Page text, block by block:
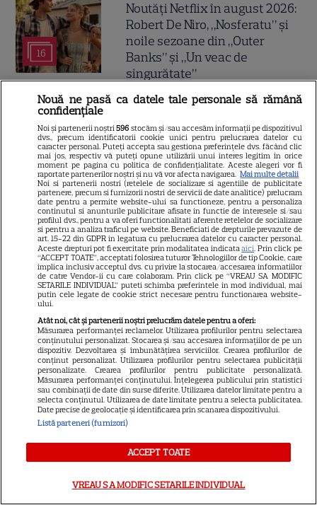
16
Noutăți Netflix în august 2026:
Robert De Niro, „Nosferatu” și
noile sezoane din „Outer
Banks” și „Un veac de
singurătate”
14
Sean Astin din „Stăpânul
Inelelor” a fost nevoit să își
vândă casa din cauza
salariului mic: Câți bani a
primit de fapt
14
VEDETE STRĂINE
Elon Musk, atac la adresa
regizorului premiat cu Oscar
care a realizat documentarul
de minute
VEDETE STRĂINE
Marvel are un nou Black
Panther. David Jonsson preia
moștenirea lui Chadwick
VEDETE STRĂINE
Nouă ne pasă ca datele tale personale să rămână
confidențiale
Noi și partenerii noștri596 stocăm și/sau accesăm informații pe dispozitivul
dvs., precum identificatorii cookie unici pentru prelucrarea datelor cu
caracter personal. Puteți accepta sau gestiona preferințele dvs. făcând clic
mai jos, respectiv vă puteți opune utilizării unui interes legitim în orice
moment pe pagina cu politica de confidențialitate. Aceste alegeri vor fi
raportate partenerilor noștri și nu vă vor afecta navigarea. Mai multe detalii
Noi si partenerii nostri (retelele de socializare si agentiile de publicitate
partenere, precum si furnizorii nostri de servicii de date analitice) prelucram
date pentru a permite website-ului sa functioneze, pentru a personaliza
continutul si anunturile publicitare afisate in functie de interesele si/sau
profilul dvs., pentru a va oferi functionalitati aferente retelelor de socializare
si pentru a analiza traficul pe website. Beneficiati de drepturile prevazute de
art. 15-22 din GDPR in legatura cu prelucrarea datelor cu caracter personal.
Aceste drepturi pot fi exercitate prin modalitatea indicataaici. Prin click pe
“ACCEPT TOATE”, acceptati folosirea tuturor Tehnologiilor de tip Cookie, care
implica inclusiv acceptul dvs. cu privire la stocarea/accesarea informatiilor
de catre Vendor-ii cu care colaboram. Prin click pe “VREAU SA MODIFIC
SETARILE INDIVIDUAL” puteti schimba preferintele in mod individual, mai
putin cele legate de cookie strict necesare pentru functionarea website-
ului.
Atât noi, cât și partenerii noștri prelucrăm datele pentru a oferi:
Măsurarea performanței reclamelor. Utilizarea profilurilor pentru selectarea
conținutului personalizat. Stocarea și/sau accesarea informațiilor de pe un
dispozitiv. Dezvoltarea și îmbunătățirea serviciilor. Crearea profilurilor de
conținut personalizat. Utilizarea profilurilor pentru selectarea publicității
personalizate. Crearea profilurilor pentru publicitate personalizată.
Măsurarea performanței conținutului. Înțelegerea publicului prin statistici
sau combinații de date din surse diferite. Utilizarea datelor limitate pentru a
selecta conținutul. Utilizarea de date limitate pentru a selecta publicitatea.
Date precise de geolocație și identificarea prin scanarea dispozitivului.
Listă parteneri (furnizori)
ACCEPT TOATE
VREAU SA MODIFIC SETARILE INDIVIDUAL